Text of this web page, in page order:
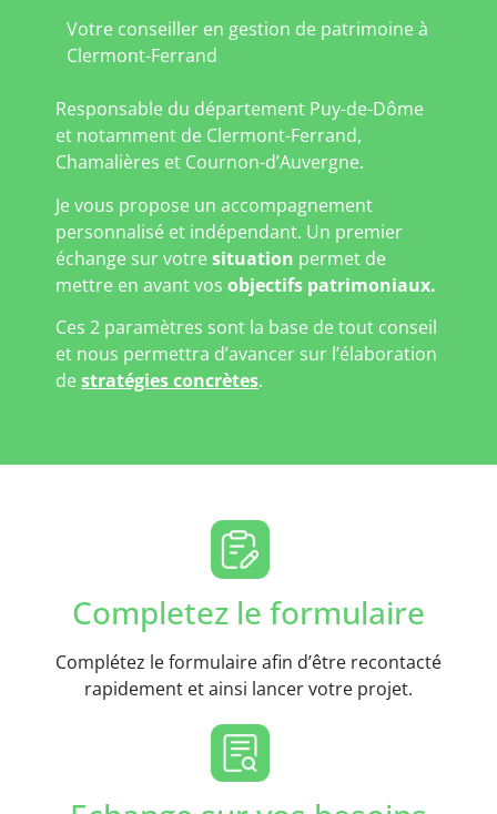
Votre conseiller en gestion de patrimoine à
Clermont-Ferrand
Responsable du département Puy-de-Dôme
et notamment de Clermont-Ferrand,
Chamalières et Cournon-d’Auvergne.
Je vous propose un accompagnement
personnalisé et indépendant. Un premier
échange sur votresituation permet de
mettre en avant vos objectifs patrimoniaux.
Ces 2 paramètres sont la base de tout conseil
et nous permettra d’avancer sur l’élaboration
destratégies concrètes.
Completez le formulaire
Complétez le formulaire afin d’être recontacté
rapidement et ainsi lancer votre projet.